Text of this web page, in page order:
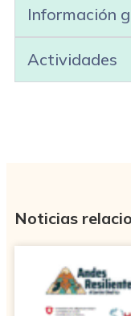
Información
Actividades
Noticias